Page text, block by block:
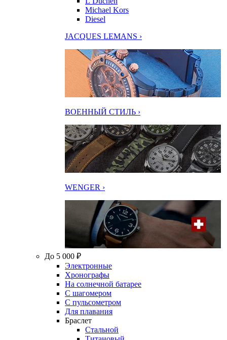
Michael Kors
Diesel
JACQUES LEMANS ›
ВОЕННЫЙ СТИЛЬ ›
WENGER ›
До 5 000 ₽
Электронные
Хронографы
На солнечной батарее
С шагомером
С пульсометром
Для плавания
Браслет
Стальной